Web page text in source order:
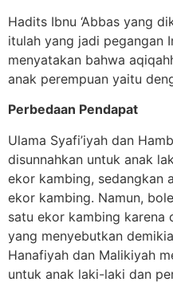
Hadits Ibnu ‘Abbas yang
itulah yang jadi pegangan
menyatakan bahwa
anak perempuan yaitu
Perbedaan Pendapat
Ulama Syafi’iyah dan
disunnahkan untuk anak
ekor kambing, sedangkan
ekor kambing. Namun,
satu ekor kambing karena
yang menyebutkan
Hanafiyah dan Malikiyah
untuk anak laki-laki dan